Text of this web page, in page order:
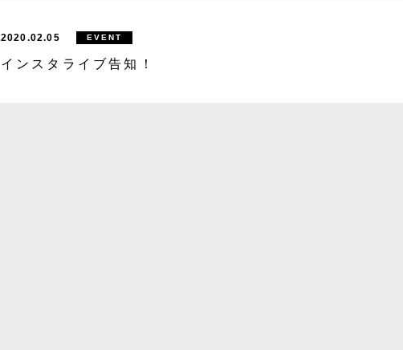
2020.02.05 EVENT
インスタライブ告知！